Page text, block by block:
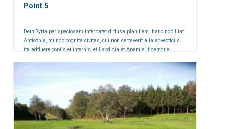
Point 5
Dein Syria per speciosam interpatet diffusa planitiem. hanc nobilitat
Antiochia, mundo cognita civitas, cui non certaverit alia advecticiis
ita adfluere copiis et internis, et Laodicia et Apamia itidemque